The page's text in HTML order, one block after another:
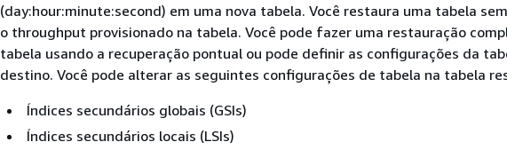
(day:hour:minute:second) em uma nova tabela. Você restaura uma tabela
o throughput provisionado na tabela. Você pode fazer uma restauração
tabela usando a recuperação pontual ou pode definir as configurações da
destino. Você pode alterar as seguintes configurações de tabela na tabela
Índices secundários globais (GSIs)
Índices secundários locais (LSIs)